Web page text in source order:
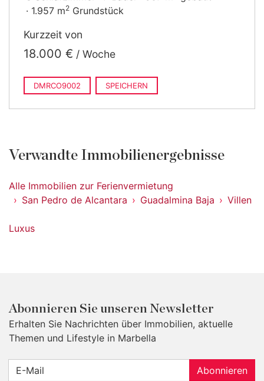
1.957 m2 Grundstück
Kurzzeit von
18.000 € / Woche
DMRCO9002 SPEICHERN
Verwandte Immobilienergebnisse
Alle Immobilien zur Ferienvermietung
San Pedro de Alcantara
Guadalmina Baja Villen
Luxus
Abonnieren Sie unseren Newsletter
Erhalten Sie Nachrichten über Immobilien, aktuelle
Themen und Lifestyle in Marbella
Abonnieren